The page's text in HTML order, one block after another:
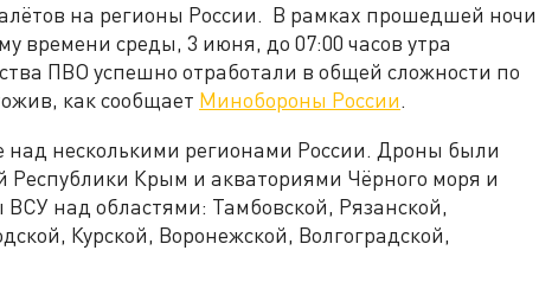
на регионы России. В рамках прошедшей ночи
времени среды, 3 июня, до 07:00 часов утра
ПВО успешно отработали в общей сложности по
как сообщает Минобороны России.
над несколькими регионами России. Дроны были
Крым и акваториями Чёрного моря и
над областями: Тамбовской, Рязанской,
Курской, Воронежской, Волгоградской,